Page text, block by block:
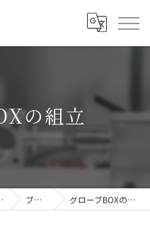
の組立
ーテック ブログ グローブBOXの組立